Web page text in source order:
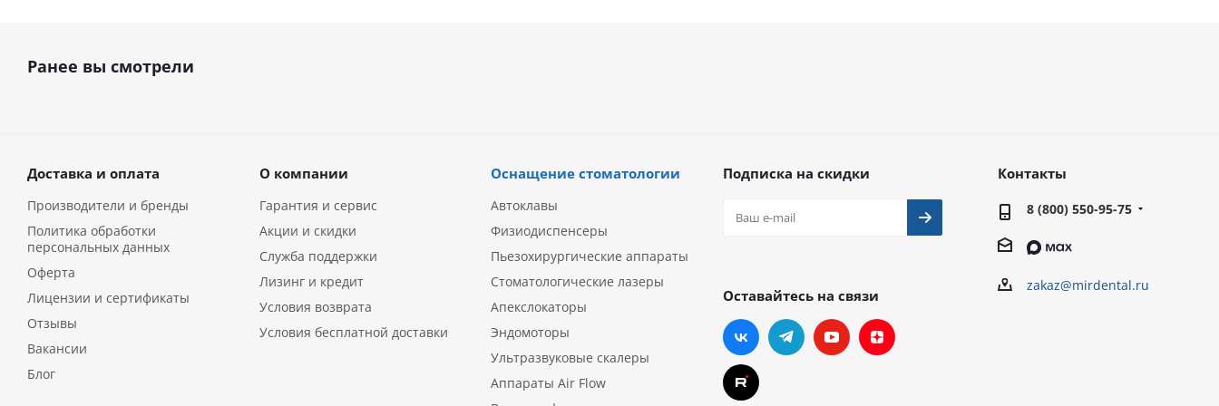
Ранее вы смотрели
Доставка и оплата
Производители и бренды
Политика обработки
персональных данных
Оферта
Лицензии и сертификаты
Отзывы
Вакансии
Блог
О компании
Гарантия и сервис
Акции и скидки
Служба поддержки
Лизинг и кредит
Условия возврата
Условия бесплатной доставки
Оснащение стоматологии
Автоклавы
Физиодиспенсеры
Пьезохирургические аппараты
Стоматологические лазеры
Апекслокаторы
Эндомоторы
Ультразвуковые скалеры
Аппараты Air Flow
Подписка на скидки
Оставайтесь на связи
Контакты
8 (800) 550-95-75
zakaz@mirdental.ru